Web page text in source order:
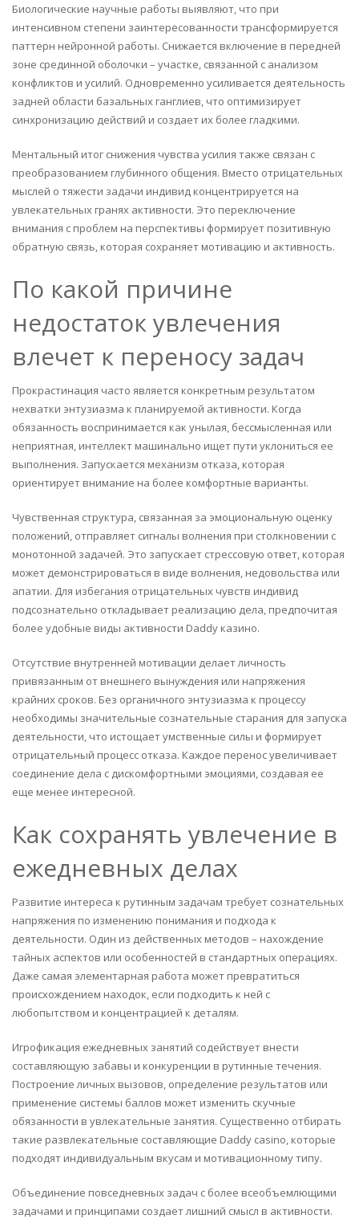
Биологические научные работы выявляют, что при
интенсивном степени заинтересованности трансформируется
паттерн нейронной работы. Снижается включение в передней
зоне срединной оболочки – участке, связанной с анализом
конфликтов и усилий. Одновременно усиливается деятельность
задней области базальных ганглиев, что оптимизирует
синхронизацию действий и создает их более гладкими.
Ментальный итог снижения чувства усилия также связан с
преобразованием глубинного общения. Вместо отрицательных
мыслей о тяжести задачи индивид концентрируется на
увлекательных гранях активности. Это переключение
внимания с проблем на перспективы формирует позитивную
обратную связь, которая сохраняет мотивацию и активность.
По какой причине
недостаток увлечения
влечет к переносу задач
Прокрастинация часто является конкретным результатом
нехватки энтузиазма к планируемой активности. Когда
обязанность воспринимается как унылая, бессмысленная или
неприятная, интеллект машинально ищет пути уклониться ее
выполнения. Запускается механизм отказа, которая
ориентирует внимание на более комфортные варианты.
Чувственная структура, связанная за эмоциональную оценку
положений, отправляет сигналы волнения при столкновении с
монотонной задачей. Это запускает стрессовую ответ, которая
может демонстрироваться в виде волнения, недовольства или
апатии. Для избегания отрицательных чувств индивид
подсознательно откладывает реализацию дела, предпочитая
более удобные виды активности Daddy казино.
Отсутствие внутренней мотивации делает личность
привязанным от внешнего вынуждения или напряжения
крайних сроков. Без органичного энтузиазма к процессу
необходимы значительные сознательные старания для запуска
деятельности, что истощает умственные силы и формирует
отрицательный процесс отказа. Каждое перенос увеличивает
соединение дела с дискомфортными эмоциями, создавая ее
еще менее интересной.
Как сохранять увлечение в
ежедневных делах
Развитие интереса к рутинным задачам требует сознательных
напряжения по изменению понимания и подхода к
деятельности. Один из действенных методов – нахождение
тайных аспектов или особенностей в стандартных операциях.
Даже самая элементарная работа может превратиться
происхождением находок, если подходить к ней с
любопытством и концентрацией к деталям.
Игрофикация ежедневных занятий содействует внести
составляющую забавы и конкуренции в рутинные течения.
Построение личных вызовов, определение результатов или
применение системы баллов может изменить скучные
обязанности в увлекательные занятия. Существенно отбирать
такие развлекательные составляющие Daddy casino, которые
подходят индивидуальным вкусам и мотивационному типу.
Объединение повседневных задач с более всеобъемлющими
задачами и принципами создает лишний смысл в активности.